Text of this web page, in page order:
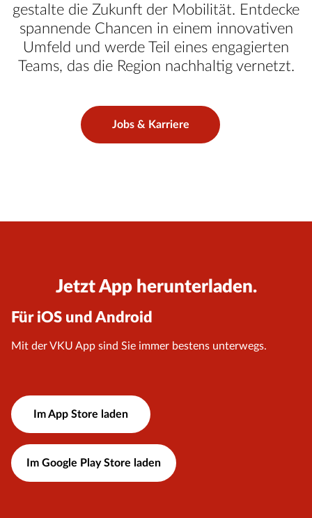
gestalte die Zukunft der Mobilität. Entdecke
spannende Chancen in einem innovativen
Umfeld und werde Teil eines engagierten
Teams, das die Region nachhaltig vernetzt.
Jobs & Karriere
Jetzt App herunterladen.
Für iOS und Android
Mit der VKU App sind Sie immer bestens unterwegs.
Im App Store laden
Im Google Play Store laden